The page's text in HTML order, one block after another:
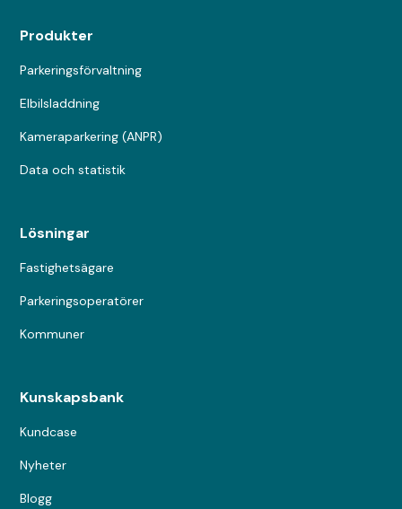
Produkter
Parkeringsförvaltning
Elbilsladdning
Kameraparkering (ANPR)
Data och statistik
Lösningar
Fastighetsägare
Parkeringsoperatörer
Kommuner
Kunskapsbank
Kundcase
Nyheter
Blogg